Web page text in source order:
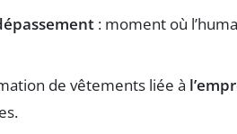
: moment où
de vêtements liée à